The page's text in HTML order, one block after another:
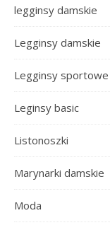
legginsy damskie
Legginsy damskie
Legginsy sportowe
Leginsy basic
Listonoszki
Marynarki damskie
Moda